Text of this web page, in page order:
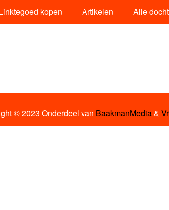
Linktegoed kopen Artikelen Alle
© 2023 Onderdeel van BaakmanMedia&